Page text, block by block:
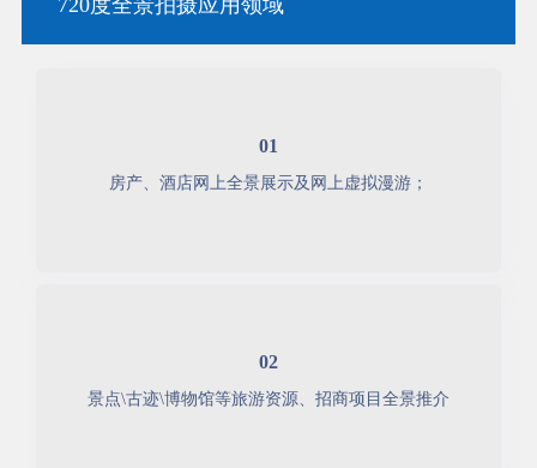
01
房产、酒店网上全景展示及网上虚拟漫游；
02
景点\古迹\博物馆等旅游资源、招商项目全景推介